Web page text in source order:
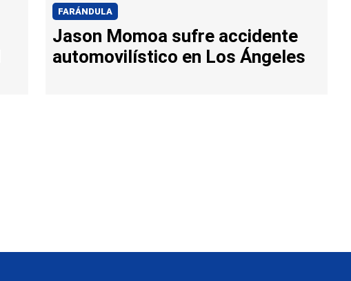
FARÁNDULA
Jason Momoa sufre accidente
automovilístico en Los Ángeles